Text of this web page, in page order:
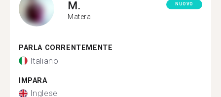
M.
Matera
NUOVO
PARLA CORRENTEMENTE
Italiano
IMPARA
Inglese